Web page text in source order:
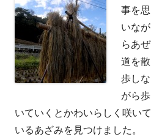
事を思
いなが
らあぜ
道を散
歩しな
がら歩
いていくとかわいらしく咲いて
いるあざみを見つけました。